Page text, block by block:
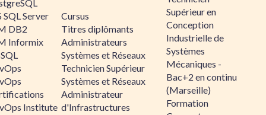
SQL Server
DB2
Informix
Institute
Cursus
Titres diplômants
Administrateurs
Systèmes et Réseaux
Technicien Supérieur
Systèmes et Réseaux
Administrateur
d'Infrastructures
Supérieur en
Conception
Industrielle de
Systèmes
Mécaniques -
Bac+2 en continu
(Marseille)
Formation